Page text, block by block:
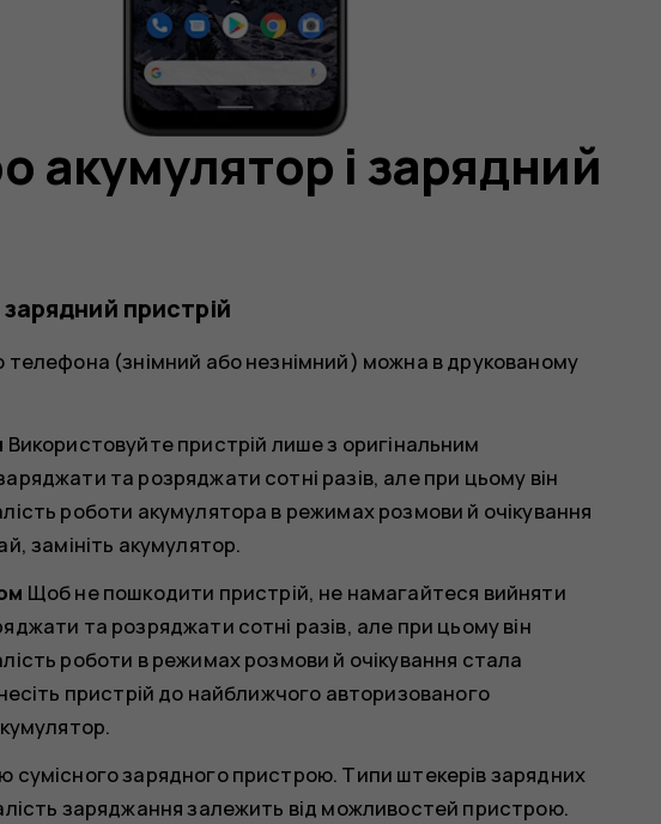
акумулятор і зарядний
пристрій
телефона (знімний або незнімний) можна в друкованому
Використовуйте пристрій лише з оригінальним
та розряджати сотні разів, але при цьому він
роботи акумулятора в режимах розмови й очікування
замініть акумулятор.
Щоб не пошкодити пристрій, не намагайтеся вийняти
та розряджати сотні разів, але при цьому він
роботи в режимах розмови й очікування стала
пристрій до найближчого авторизованого
зарядного пристрою. Типи штекерів зарядних
заряджання залежить від можливостей пристрою.